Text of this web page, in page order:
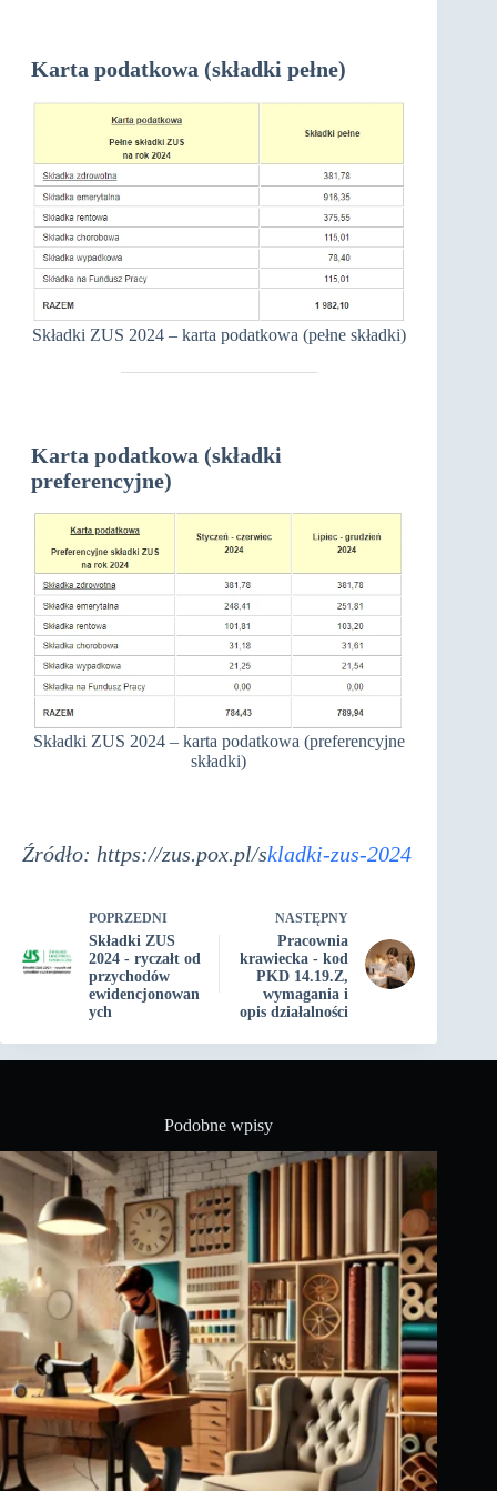
Karta podatkowa (składki pełne)
Składki ZUS 2024 – karta podatkowa (pełne składki)
Karta podatkowa (składki
preferencyjne)
Składki ZUS 2024 – karta podatkowa (preferencyjne
składki)
Źródło: https://zus.pox.pl/skladki-zus-2024
POPRZEDNI
Składki ZUS
2024 - ryczałt od
przychodów
ewidencjonowan
ych
NASTĘPNY
Pracownia
krawiecka - kod
PKD 14.19.Z,
wymagania i
opis działalności
Podobne wpisy